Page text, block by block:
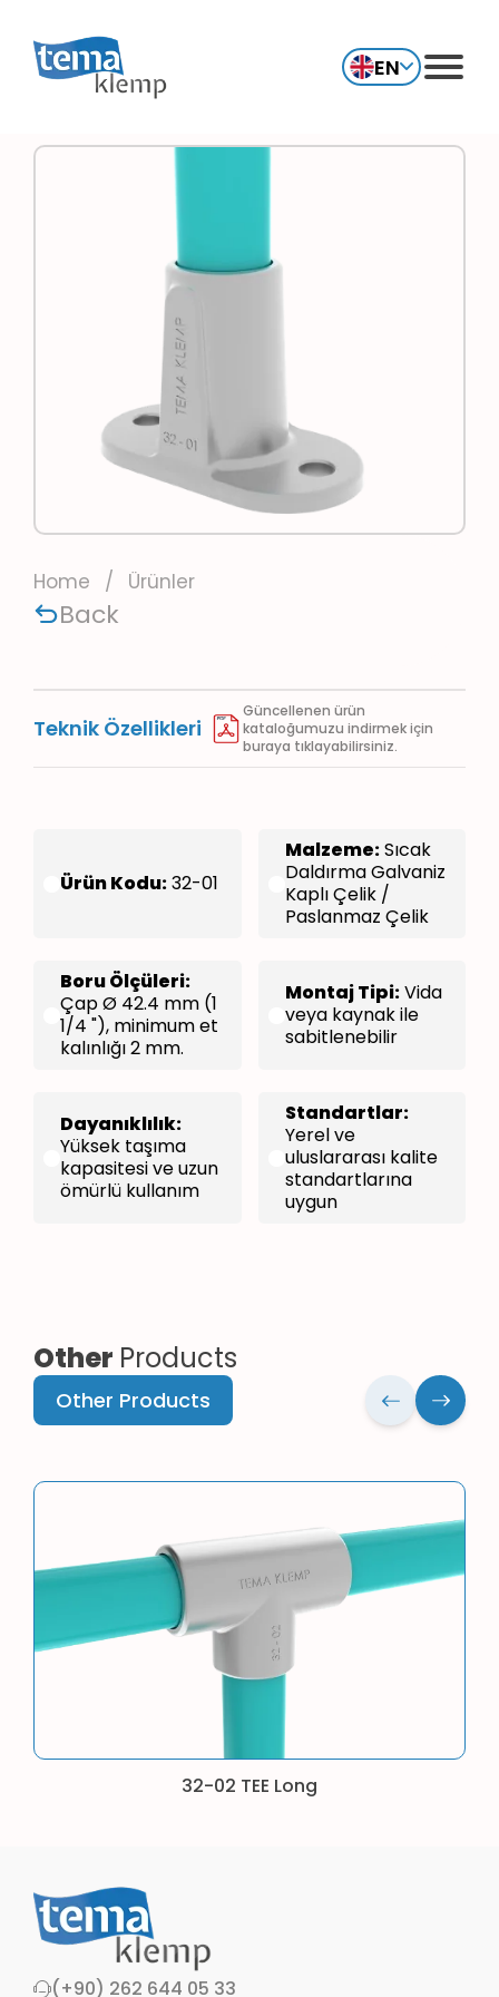
Human Resources
ASM GRUP A.Ş. is an affiliate company.
EN
TR
Home / Ürünler
Back
Teknik Özellikleri
Güncellenen ürün
kataloğumuzu indirmek için
buraya tıklayabilirsiniz.
Ürün Kodu:32-01
Malzeme:Sıcak
Daldırma Galvaniz
Kaplı Çelik /
Paslanmaz Çelik
Boru Ölçüleri:
Çap Ø 42.4 mm (1
1/4 "), minimum et
kalınlığı 2 mm.
Montaj Tipi:Vida
veya kaynak ile
sabitlenebilir
Dayanıklılık:
Yüksek taşıma
kapasitesi ve uzun
ömürlü kullanım
Standartlar:
Yerel ve
uluslararası kalite
standartlarına
uygun
Other Products
Other Products
32-02 TEE Long
(+90) 262 644 05 33